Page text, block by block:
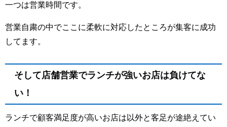
一つは営業時間です。
営業自粛の中でここに柔軟に対応したところが集客に成功
してます。
そして店舗営業でランチが強いお店は負けてな
い！
ランチで顧客満足度が高いお店は以外と客足が途絶えてい